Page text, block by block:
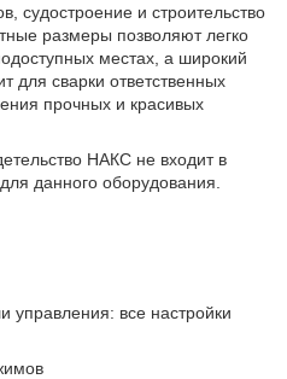
судостроение и строительство
размеры позволяют легко
местах, а широкий
для сварки ответственных
прочных и красивых
НАКС не входит в
данного оборудования.
управления: все настройки